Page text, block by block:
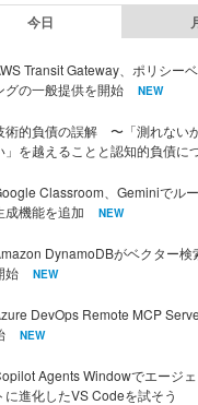
今日
Transit Gateway、ポリシー
グの一般提供を開始
NEW
術的負債の誤解 〜「測れない
」を越えることと認知的負債に
Classroom、Geminiでル
成機能を追加
NEW
DynamoDBがベクター検
始
NEW
DevOps Remote MCP
NEW
Agents Windowでエージ
に進化したVS Codeを試そう